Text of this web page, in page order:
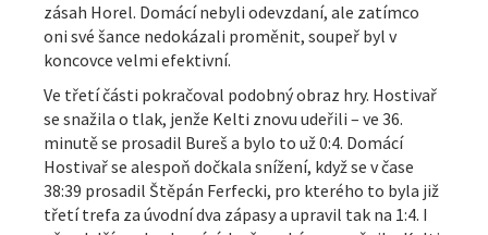
zásah Horel. Domácí nebyli odevzdaní, ale zatímco
oni své šance nedokázali proměnit, soupeř byl v
koncovce velmi efektivní.
Ve třetí části pokračoval podobný obraz hry. Hostivař
se snažila o tlak, jenže Kelti znovu udeřili – ve 36.
minutě se prosadil Bureš a bylo to už 0:4. Domácí
Hostivař se alespoň dočkala snížení, když se v čase
38:39 prosadil Štěpán Ferfecki, pro kterého to byla již
třetí trefa za úvodní dva zápasy a upravil tak na 1:4. I